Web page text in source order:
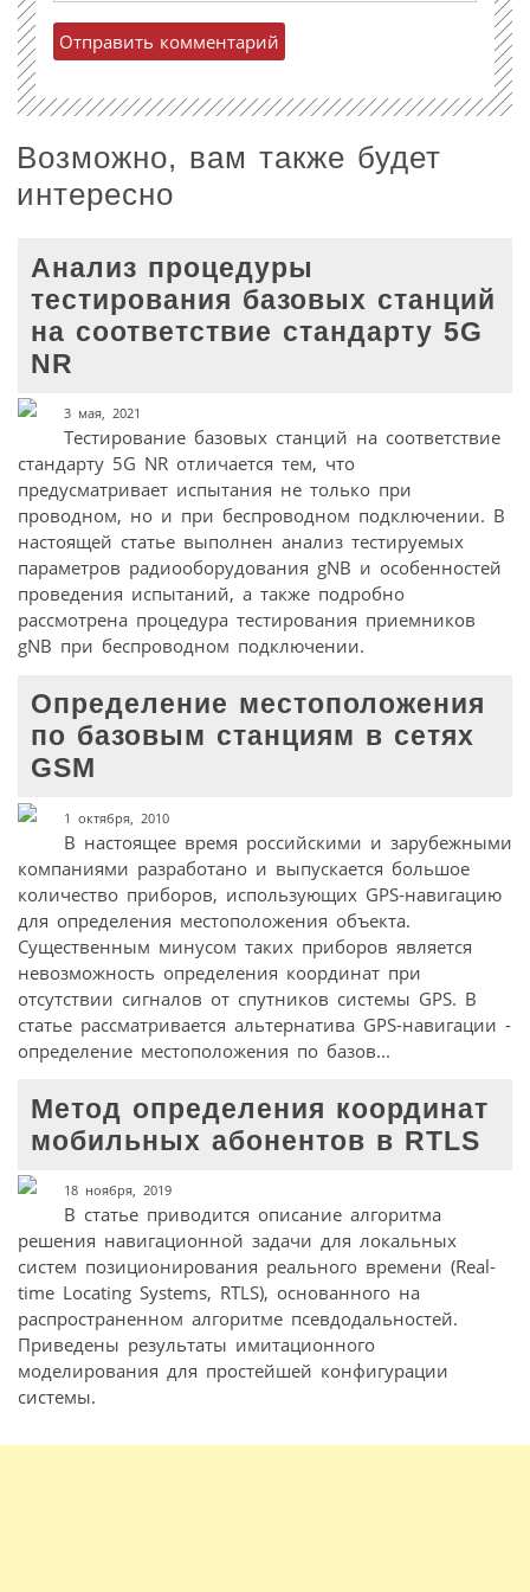
Возможно, вам также будет
интересно
Анализ процедуры
тестирования базовых станций
на соответствие стандарту 5G
NR
3 мая, 2021
Тестирование базовых станций на соответствие
стандарту 5G NR отличается тем, что
предусматривает испытания не только при
проводном, но и при беспроводном подключении. В
настоящей статье выполнен анализ тестируемых
параметров радиооборудования gNB и особенностей
проведения испытаний, а также подробно
рассмотрена процедура тестирования приемников
gNB при беспроводном подключении.
Определение местоположения
по базовым станциям в сетях
GSM
1 октября, 2010
В настоящее время российскими и зарубежными
компаниями разработано и выпускается большое
количество приборов, использующих GPS-навигацию
для определения местоположения объекта.
Существенным минусом таких приборов является
невозможность определения координат при
отсутствии сигналов от спутников системы GPS. В
статье рассматривается альтернатива GPS-навигации -
определение местоположения по базов...
Метод определения координат
мобильных абонентов в RTLS
18 ноября, 2019
В статье приводится описание алгоритма
решения навигационной задачи для локальных
систем позиционирования реального времени (Real-
time Locating Systems, RTLS), основанного на
распространенном алгоритме псевдодальностей.
Приведены результаты имитационного
моделирования для простейшей конфигурации
системы.